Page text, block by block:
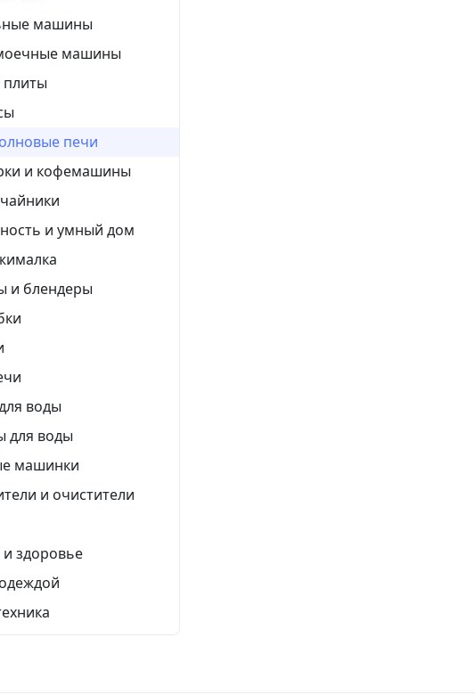
машины
машины
плиты
печи
и кофемашины
и умный дом
и блендеры
воды
для воды
машинки
и очистители
и здоровье